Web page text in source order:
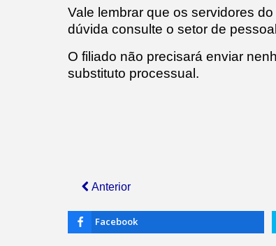
Vale lembrar que os servidores
dúvida consulte o setor de
O filiado não precisará enviar
substituto processual.
Anterior
Facebook